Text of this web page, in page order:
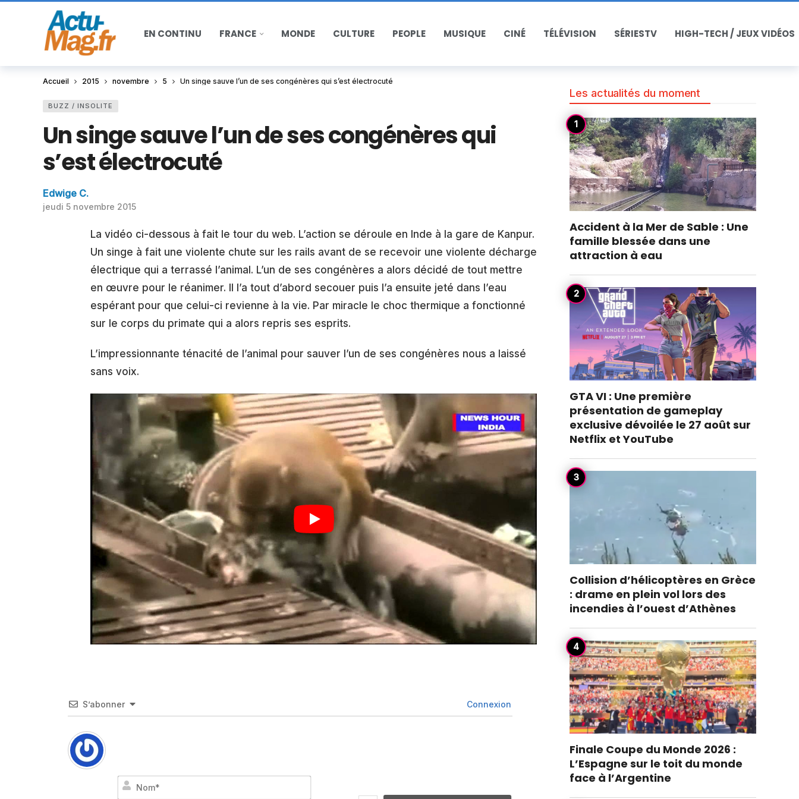
EN CONTINU FRANCE MONDE CULTURE PEOPLE MUSIQUE CINÉ TÉLÉVISION SÉRIESTV HIGH-TECH / JEUX VIDÉOS
Accueil 2015 novembre 5 Un singe sauve l’un de ses congénères qui s’est électrocuté
BUZZ / INSOLITE
Un singe sauve l’un de ses congénères qui
s’est électrocuté
Edwige C.
jeudi 5 novembre 2015
La vidéo ci-dessous à fait le tour du web. L’action se déroule en Inde à la gare de Kanpur.
Un singe à fait une violente chute sur les rails avant de se recevoir une violente décharge
électrique qui a terrassé l’animal. L’un de ses congénères a alors décidé de tout mettre
en œuvre pour le réanimer. Il l’a tout d’abord secouer puis l’a ensuite jeté dans l’eau
espérant pour que celui-ci revienne à la vie. Par miracle le choc thermique a fonctionné
sur le corps du primate qui a alors repris ses esprits.
L’impressionnante ténacité de l’animal pour sauver l’un de ses congénères nous a laissé
sans voix.
S’abonner Connexion
Nom*
Les actualités du moment
Accident à la Mer de Sable : Une
famille blessée dans une
attraction à eau
GTA VI : Une première
présentation de gameplay
exclusive dévoilée le 27 août sur
Netflix et YouTube
Collision d’hélicoptères en Grèce
: drame en plein vol lors des
incendies à l’ouest d’Athènes
Finale Coupe du Monde 2026 :
L’Espagne sur le toit du monde
face à l’Argentine